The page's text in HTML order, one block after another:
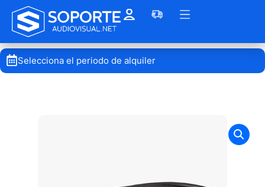
Selecciona el periodo de alquiler